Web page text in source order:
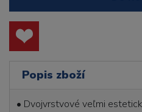
Popis zboží
• Dvojvrstvové veľmi